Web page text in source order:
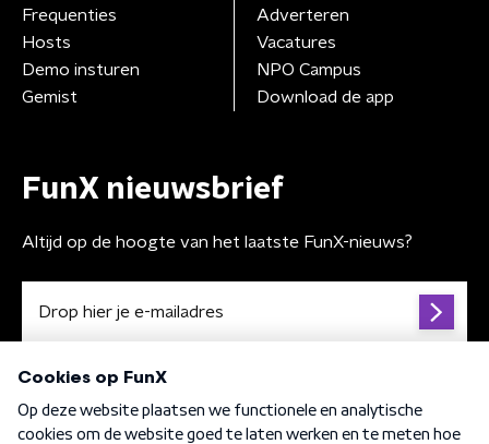
Frequenties
Hosts
Demo insturen
Gemist
Adverteren
Vacatures
NPO Campus
Download de app
FunX nieuwsbrief
Altijd op de hoogte van het laatste FunX-nieuws?